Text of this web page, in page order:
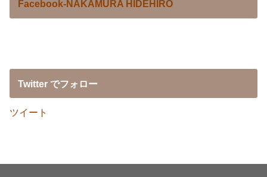
Facebook-NAKAMURA HIDEHIRO
Twitter でフォロー
ツイート